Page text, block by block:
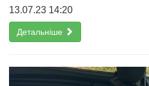
13.07.23 14:20
Детальніше